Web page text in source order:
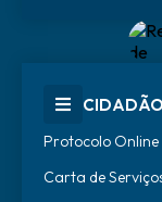
CIDADÃO
Protocolo Online
Carta de